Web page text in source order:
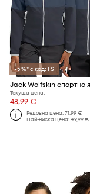
-5%* с код: FS
Текуща цена:
48,99 €
Редовна цена:71,99 €
Най-ниска цена:49,99 €